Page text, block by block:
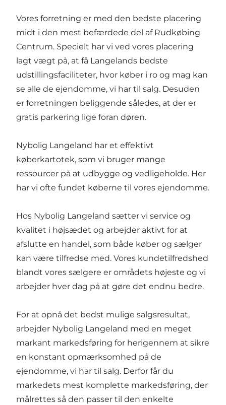
Vores forretning er med den bedste placering
midt i den mest befærdede del af Rudkøbing
Centrum. Specielt har vi ved vores placering
lagt vægt på, at få Langelands bedste
udstillingsfaciliteter, hvor køber i ro og mag kan
se alle de ejendomme, vi har til salg. Desuden
er forretningen beliggende således, at der er
gratis parkering lige foran døren.
Nybolig Langeland har et effektivt
køberkartotek, som vi bruger mange
ressourcer på at udbygge og vedligeholde. Her
har vi ofte fundet køberne til vores ejendomme.
Hos Nybolig Langeland sætter vi service og
kvalitet i højsædet og arbejder aktivt for at
afslutte en handel, som både køber og sælger
kan være tilfredse med. Vores kundetilfredshed
blandt vores sælgere er områdets højeste og vi
arbejder hver dag på at gøre det endnu bedre.
For at opnå det bedst mulige salgsresultat,
arbejder Nybolig Langeland med en meget
markant markedsføring for herigennem at sikre
en konstant opmærksomhed på de
ejendomme, vi har til salg. Derfor får du
markedets mest komplette markedsføring, der
målrettes så den passer til den enkelte